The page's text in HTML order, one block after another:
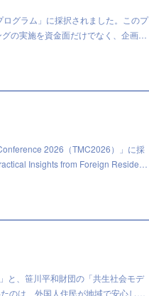
グラム」に採択されました。このプ
の実施を資金面だけでなく、企画…
2026（TMC2026）」に採
Insights from Foreign Reside…
と、笹川平和財団の「共生社会モデ
のは、外国人住民が地域で安心し…